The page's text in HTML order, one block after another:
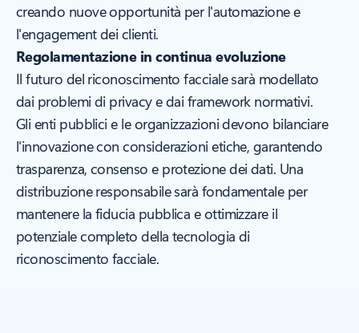
creando nuove opportunità per l'automazione e
l'engagement dei clienti.
Regolamentazione in continua evoluzione
Il futuro del riconoscimento facciale sarà modellato
dai problemi di privacy e dai framework normativi.
Gli enti pubblici e le organizzazioni devono bilanciare
l'innovazione con considerazioni etiche, garantendo
trasparenza, consenso e protezione dei dati. Una
distribuzione responsabile sarà fondamentale per
mantenere la fiducia pubblica e ottimizzare il
potenziale completo della tecnologia di
riconoscimento facciale.